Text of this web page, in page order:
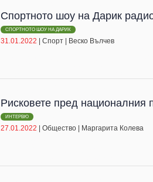
Спортното шоу на Дарик
СПОРТНОТО ШОУ НА ДАРИК
31.01.2022 |Спорт Веско Вълчев
Рисковете пред националния
ИНТЕРВЮ
27.01.2022 |Общество Маргарита Колева